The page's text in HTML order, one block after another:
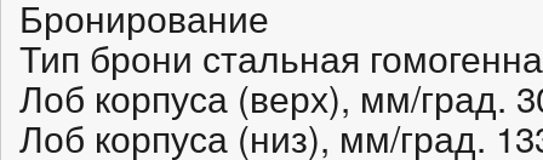
Бронирование
Тип брони стальная
Лоб корпуса (верх), мм/град.
Лоб корпуса (низ), мм/град.